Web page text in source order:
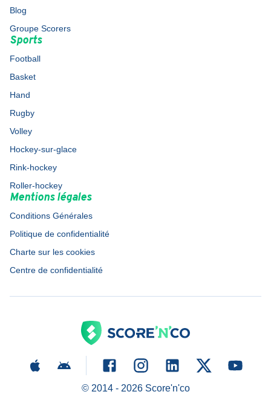
Blog
Groupe Scorers
Sports
Football
Basket
Hand
Rugby
Volley
Hockey-sur-glace
Rink-hockey
Roller-hockey
Mentions légales
Conditions Générales
Politique de confidentialité
Charte sur les cookies
Centre de confidentialité
© 2014 - 2026Score'n'co